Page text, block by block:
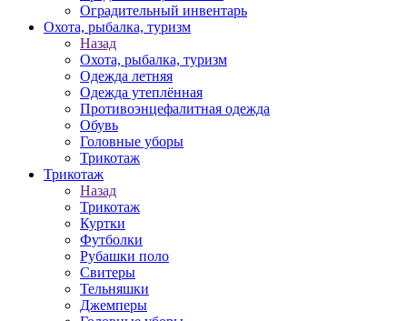
Оградительный инвентарь
Охота, рыбалка, туризм
Назад
Охота, рыбалка, туризм
Одежда летняя
Одежда утеплённая
Противоэнцефалитная одежда
Обувь
Головные уборы
Трикотаж
Трикотаж
Назад
Трикотаж
Куртки
Футболки
Рубашки поло
Свитеры
Тельняшки
Джемперы